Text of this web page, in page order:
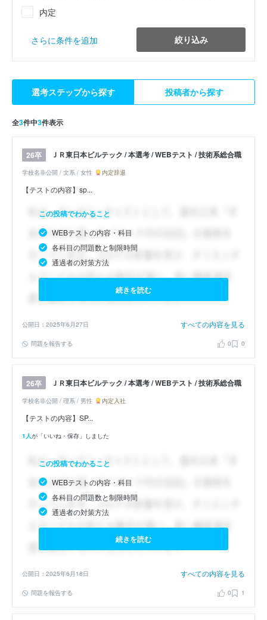
内定
さらに条件を追加 絞り込み
選考ステップから探す 投稿者から探す
全3件中3件表示
26卒 ＪＲ東日本ビルテック / 本選考 / WEBテスト / 技術系総合職
学校名非公開 / 文系 / 女性 内定辞退
【テストの内容】sp...
この投稿でわかること
WEBテストの内容・科目
各科目の問題数と制限時間
通過者の対策方法
続きを読む
公開日：2025年6月27日 すべての内容を見る
問題を報告する 0 0
26卒 ＪＲ東日本ビルテック / 本選考 / WEBテスト / 技術系総合職
学校名非公開 / 理系 / 男性 内定入社
【テストの内容】SP...
1人が「いいね・保存」しました
この投稿でわかること
WEBテストの内容・科目
各科目の問題数と制限時間
通過者の対策方法
続きを読む
公開日：2025年6月18日 すべての内容を見る
問題を報告する 0 1